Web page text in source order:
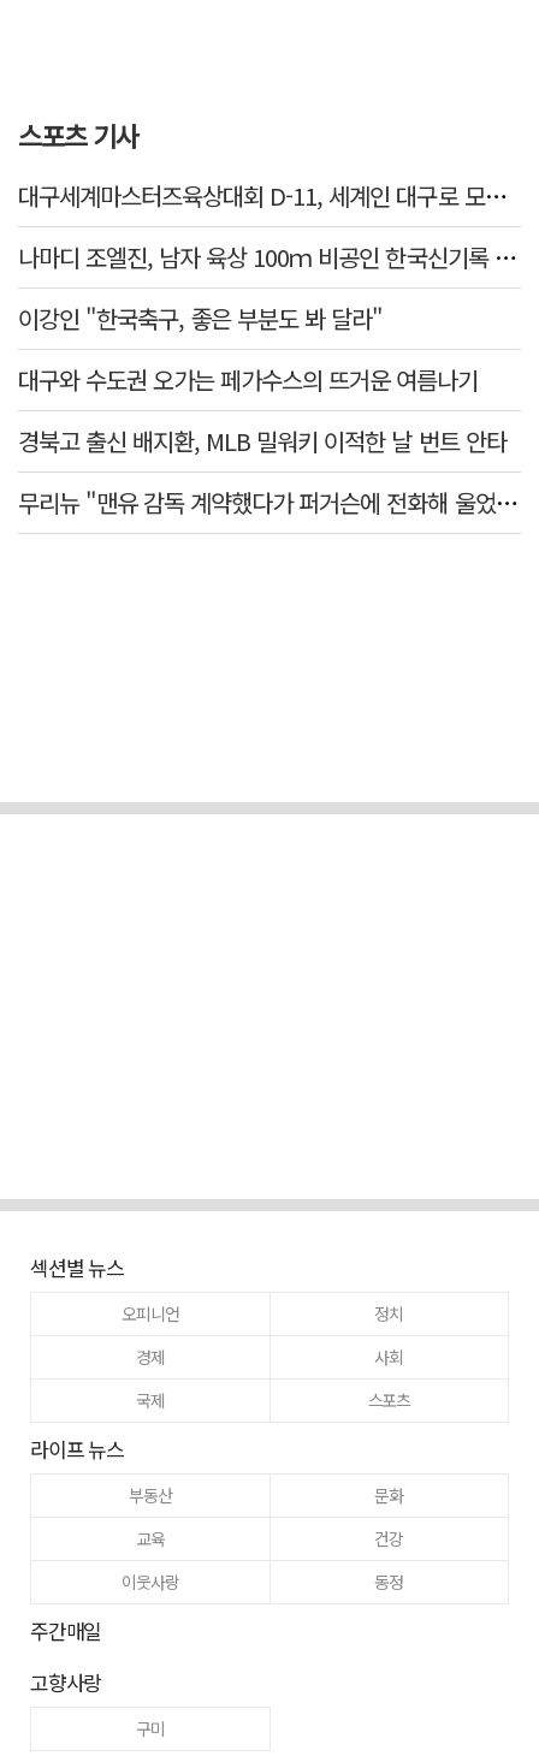
스포츠 기사
대구세계마스터즈육상대회 D-11, 세계인 대구로 모인다
나마디 조엘진, 남자 육상 100ｍ 비공인 한국신기록 타이 작성
이강인 "한국축구, 좋은 부분도 봐 달라"
대구와 수도권 오가는 페가수스의 뜨거운 여름나기
경북고 출신 배지환, MLB 밀워키 이적한 날 번트 안타
무리뉴 "맨유 감독 계약했다가 퍼거슨에 전화해 울었다"
섹션별 뉴스
오피니언
정치
경제
사회
국제
스포츠
라이프 뉴스
부동산
문화
교육
건강
이웃사랑
동정
주간매일
고향사랑
구미